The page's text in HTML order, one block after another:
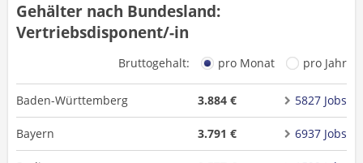
Gehälter nach Bundesland:
Vertriebsdisponent/-in
Bruttogehalt: pro Monat pro Jahr
Baden-Württemberg 3.884 € 5827 Jobs
Bayern 3.791 € 6937 Jobs